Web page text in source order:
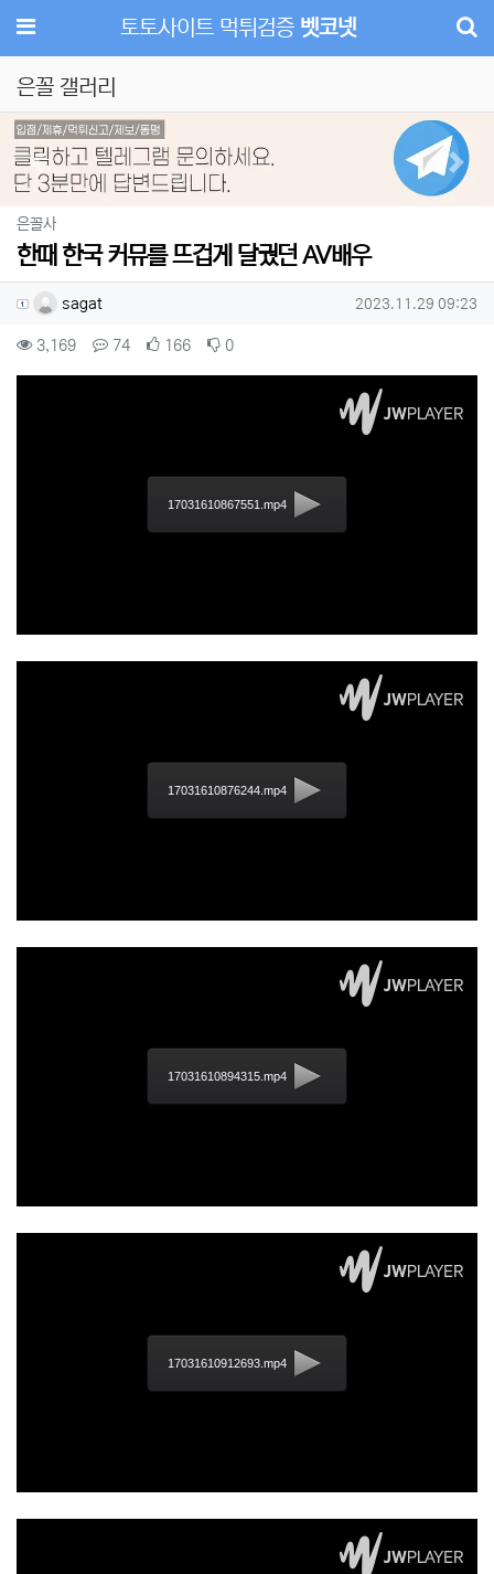
메뉴 토토사이트 먹튀검증 벳코넷
은꼴 갤러리
Previous Next
은꼴사분류
한때 한국 커뮤를 뜨겁게 달궜던 AV배우
작성자 정보
sagat작성 작성일
2023.11.29 09:23
컨텐츠 정보
3,169조회 74댓글 166추천 0비추천
17031610867551.mp4
17031610876244.mp4
17031610894315.mp4
17031610912693.mp4